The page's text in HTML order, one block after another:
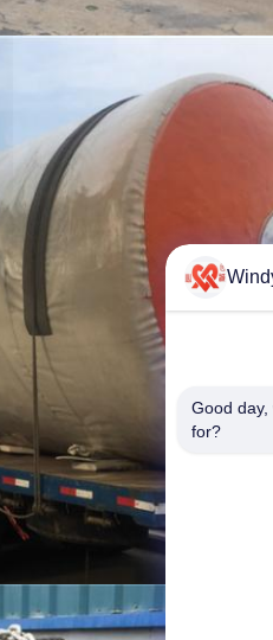
Good
for?